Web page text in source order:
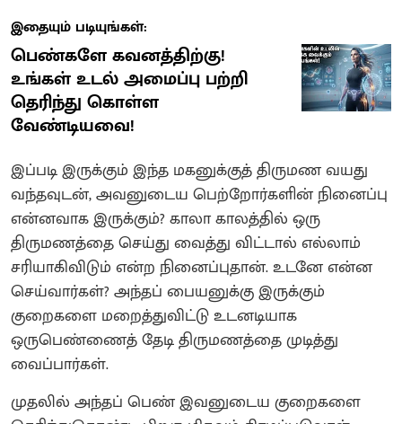
இதையும் படியுங்கள்:
பெண்களே கவனத்திற்கு!
உங்கள் உடல் அமைப்பு பற்றி
தெரிந்து கொள்ள
வேண்டியவை!
இப்படி இருக்கும் இந்த மகனுக்குத் திருமண வயது
வந்தவுடன், அவனுடைய பெற்றோர்களின் நினைப்பு
என்னவாக இருக்கும்? காலா காலத்தில் ஒரு
திருமணத்தை செய்து வைத்து விட்டால் எல்லாம்
சரியாகிவிடும் என்ற நினைப்புதான். உடனே என்ன
செய்வார்கள்? அந்தப் பையனுக்கு இருக்கும்
குறைகளை மறைத்துவிட்டு உடனடியாக
ஒருபெண்ணைத் தேடி திருமணத்தை முடித்து
வைப்பார்கள்.
முதலில் அந்தப் பெண் இவனுடைய குறைகளை